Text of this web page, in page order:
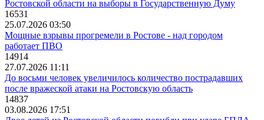
Ростовской области на выборы в Государственную Думу
16531
25.07.2026 03:50
Мощные взрывы прогремели в Ростове - над городом
работает ПВО
14914
27.07.2026 11:11
До восьми человек увеличилось количество пострадавших
после вражеской атаки на Ростовскую область
14837
03.08.2026 17:51